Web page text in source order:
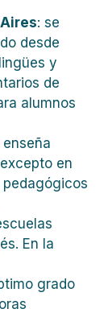
: se
desde
y
de
alumnos
enseña
en
En la
grado